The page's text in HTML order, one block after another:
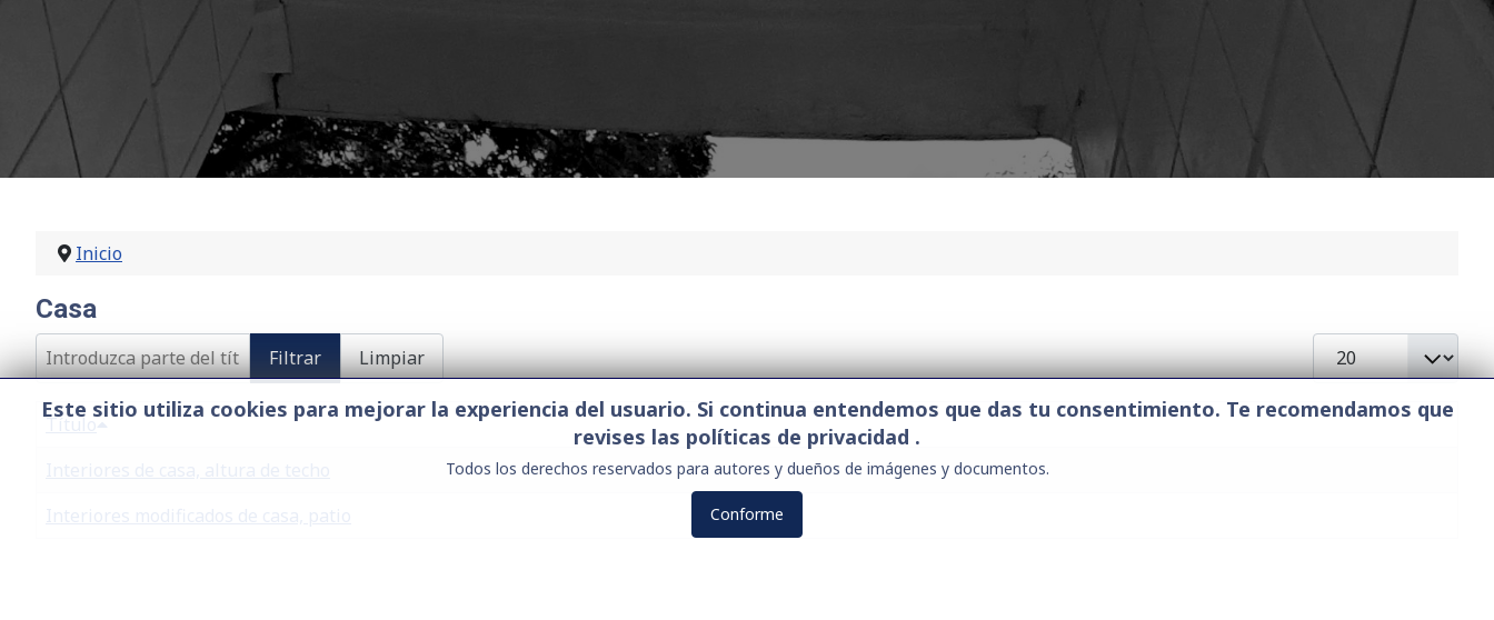
Inicio
Casa
Introduzca parte del título
Filtrar Limpiar
Cantidad a mostrar
Título
Este sitio utiliza cookies para mejorar la experiencia del usuario. Si continua entendemos que das tu consentimiento. Te recomendamos que
revises las políticas de privacidad .
Todos los derechos reservados para autores y dueños de imágenes y documentos.
Conforme